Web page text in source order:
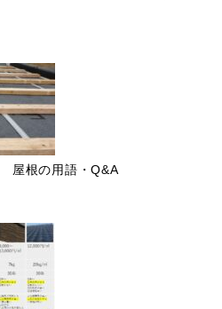
屋根の用語・Q&A